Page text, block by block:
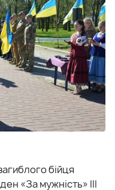
бійця
«За мужність» III